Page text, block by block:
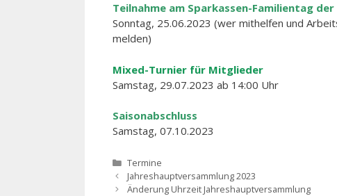
Teilnahme am Sparkassen-Familientag
Sonntag, 25.06.2023 (wer mithelfen und
melden)
Mixed-Turnier für Mitglieder
Samstag, 29.07.2023 ab 14:00 Uhr
Saisonabschluss
Samstag, 07.10.2023
Kategorien
Termine
Beitrags-
Navigation
Jahreshauptversammlung 2023
Änderung Uhrzeit Jahreshauptversammlung